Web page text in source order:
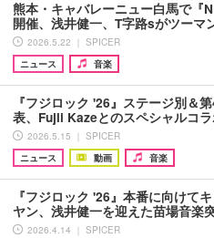
熊本・キャバレーニュー白馬で『
開催、浅井健一、T字路sがツーマ
2026.5.22 ｜ SPICER
ニュース
音楽
『フジロック '26』ステージ別＆
表、Fujii Kazeとのスペシャルコ
2026.5.15 ｜ SPICER
ニュース
動画 音楽
『フジロック '26』本番に向けて
ヤン、浅井健一を迎えた苗場音楽
2026.4.14 ｜ SPICER